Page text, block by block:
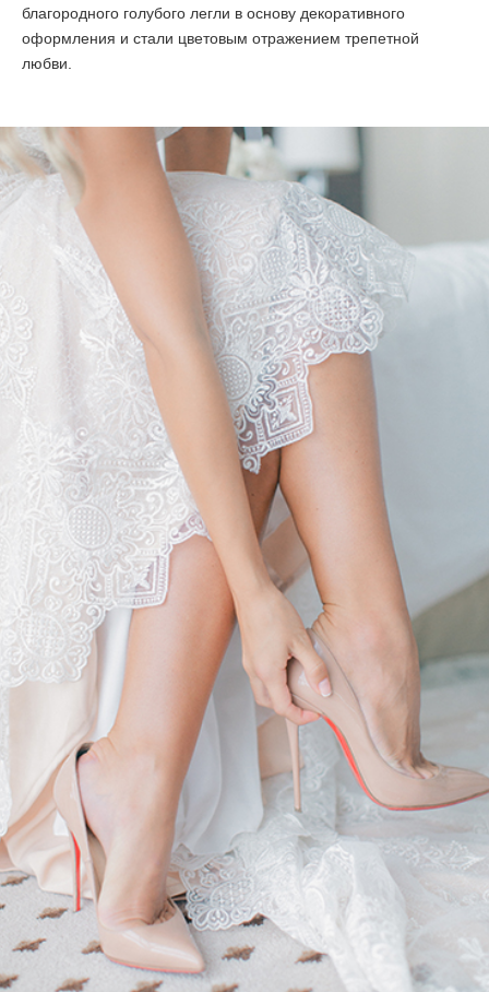
благородного голубого легли в основу декоративного
оформления и стали цветовым отражением трепетной
любви.